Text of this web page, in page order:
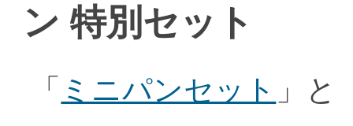
ン 特別セット
「 ミニパンセット 」と